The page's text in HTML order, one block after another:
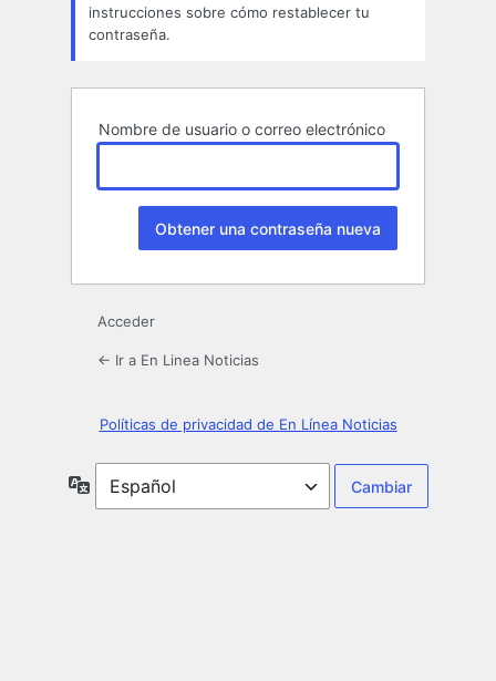
instrucciones sobre cómo restablecer tu
contraseña.
Nombre de usuario o correo electrónico
Acceder
← Ir a En Linea Noticias
Políticas de privacidad de En Línea Noticias
Idioma